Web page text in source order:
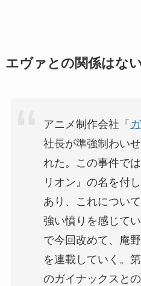
エヴァとの関係はな
アニメ制作会社「
社長が準強制わい
れた。この事件で
リオン』の名を付
あり、これについて
強い憤りを感じて
で今回改めて、庵
を連載していく。
のガイナックスと